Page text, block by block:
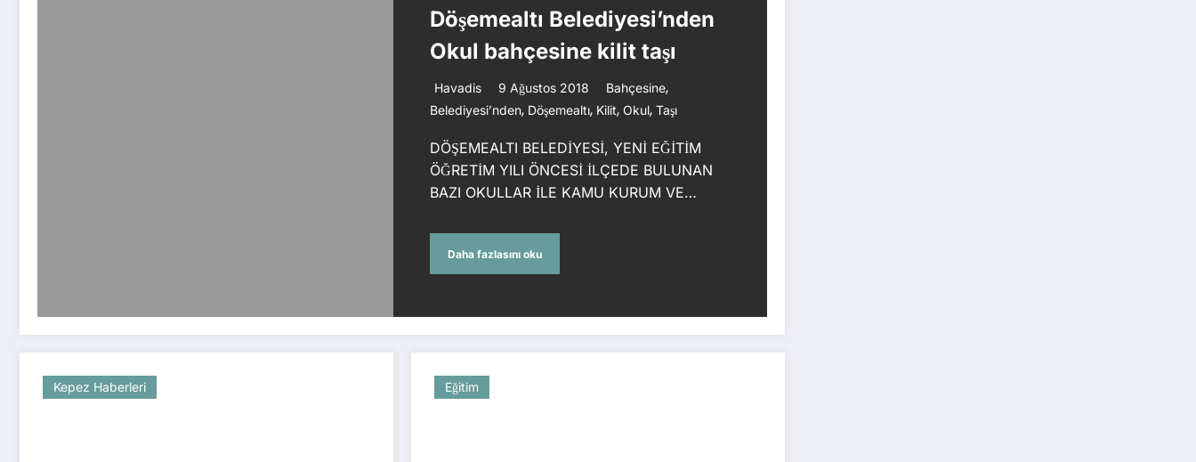
Döşemealtı Belediyesi’nden
Okul bahçesine kilit taşı
Havadis 9 Ağustos 2018 Bahçesine,
Belediyesi’nden, Döşemealtı, Kilit, Okul, Taşı
DÖŞEMEALTI BELEDİYESİ, YENİ EĞİTİM
ÖĞRETİM YILI ÖNCESİ İLÇEDE BULUNAN
BAZI OKULLAR İLE KAMU KURUM VE…
Daha fazlasını oku
Kepez Haberleri Eğitim